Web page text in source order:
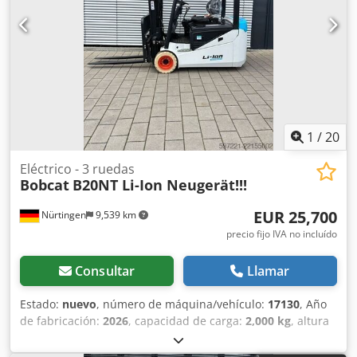
batería: 48 V, 600 Ah, de litio.
1 /20
Nürtingen 9,539 km
Eléctrico - 3 ruedas
Bobcat B20NT Li-Ion Neugerät!!!
EUR 25,700
precio fijo IVA no incluído
Consultar Llamar
Estado: nuevo, número de máquina/vehículo: 17130, Año
de fabricación: 2026, capacidad de carga: 2,000 kg, altura
, ascensor libre: